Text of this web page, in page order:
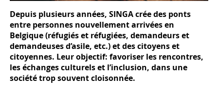
Depuis plusieurs années, SINGA crée des ponts
entre personnes nouvellement arrivées en
Belgique (réfugiés et réfugiées, demandeurs et
demandeuses d’asile, etc.) et des citoyens et
citoyennes. Leur objectif: favoriser les rencontres,
les échanges culturels et l’inclusion, dans une
société trop souvent cloisonnée.